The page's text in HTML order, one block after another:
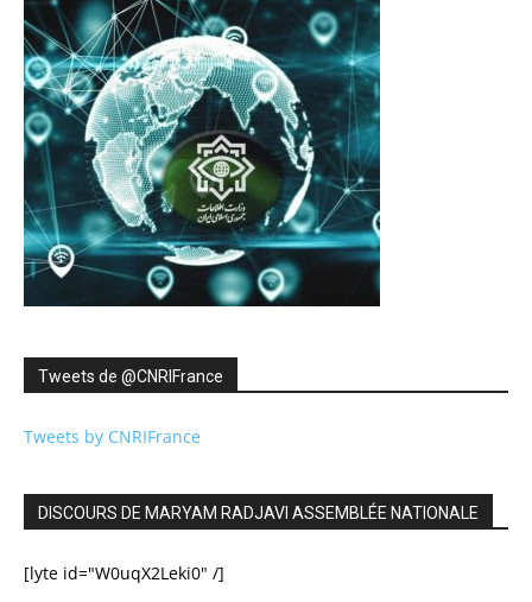
Tweets de ‎@CNRIFrance
Tweets by CNRIFrance
DISCOURS DE MARYAM RADJAVI ASSEMBLÉE NATIONALE
[lyte id="W0uqX2Leki0" /]